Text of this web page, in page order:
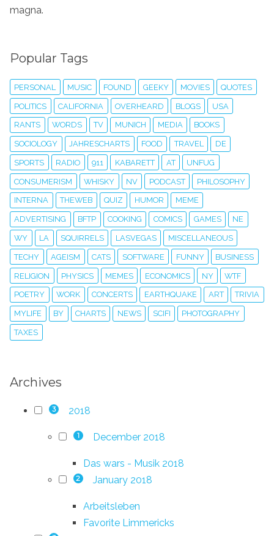
magna.
Popular Tags
PERSONAL MUSIC FOUND GEEKY MOVIES QUOTES
POLITICS CALIFORNIA OVERHEARD BLOGS USA
RANTS WORDS TV MUNICH MEDIA BOOKS
SOCIOLOGY JAHRESCHARTS FOOD TRAVEL DE
SPORTS RADIO 911 KABARETT AT UNFUG
CONSUMERISM WHISKY NV PODCAST PHILOSOPHY
INTERNA THEWEB QUIZ HUMOR MEME
ADVERTISING BFTP COOKING COMICS GAMES NE
WY LA SQUIRRELS LASVEGAS MISCELLANEOUS
TECHY AGEISM CATS SOFTWARE FUNNY BUSINESS
RELIGION PHYSICS MEMES ECONOMICS NY WTF
POETRY WORK CONCERTS EARTHQUAKE ART TRIVIA
MYLIFE BY CHARTS NEWS SCIFI PHOTOGRAPHY
TAXES
Archives
3 2018
1 December 2018
Das wars - Musik 2018
2 January 2018
Arbeitsleben
Favorite Limmericks